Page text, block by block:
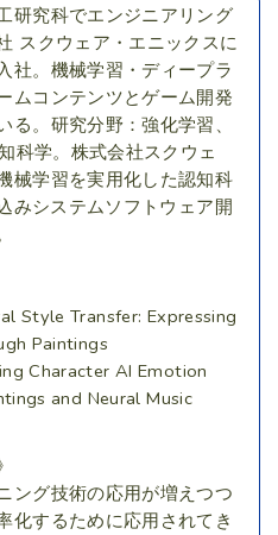
研究科でエンジニアリング
スクウェア・エニックスに
社。機械学習・ディープラ
ムコンテンツとゲーム開発
。研究分野：強化学習、
科学。株式会社スクウェ
械学習を実用化した認知科
みシステムソフトウェア開
Style Transfer: Expressing
Paintings
Character AI Emotion
and Neural Music
ング技術の応用が増えつつ
化するために応用されてき